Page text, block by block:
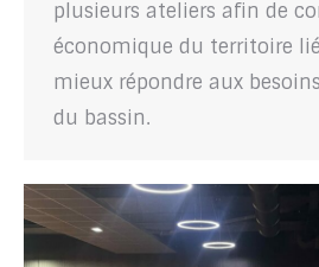
plusieurs ateliers afin de
économique du territoire
mieux répondre aux
du bassin.